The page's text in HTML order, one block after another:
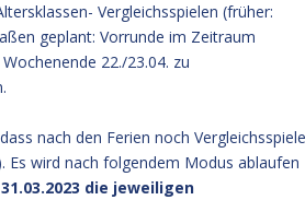
Vergleichsspielen (früher:
geplant: Vorrunde im Zeitraum
22./23.04. zu
nach den Ferien noch
Es wird nach folgendem Modus ablaufen
die jeweiligen